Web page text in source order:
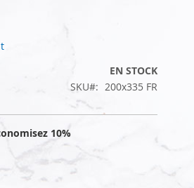
EN STOCK
SKU
200x335 FR
10%